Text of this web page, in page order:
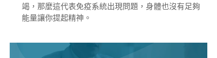
竭，那麼這代表免疫系統出現問題，身體也沒有足夠
能量讓你提起精神。